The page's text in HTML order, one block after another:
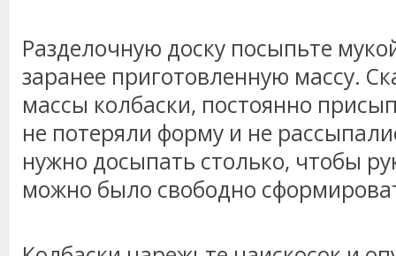
Разделочную доску посыпьте
заранее приготовленную массу.
массы колбаски, постоянно
не потеряли форму и не
нужно досыпать столько, чтобы
можно было свободно